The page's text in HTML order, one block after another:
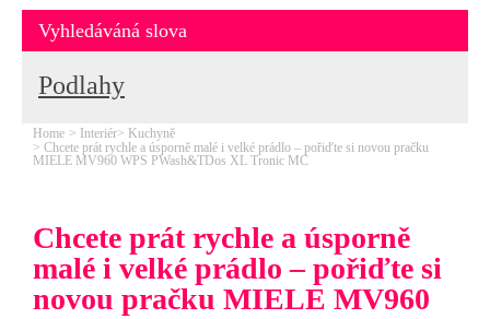
Vyhledáváná slova
Podlahy
Home Interiér
Kuchyně
Chcete prát rychle a úsporně malé i velké prádlo – pořiďte si novou pračku
MIELE MV960 WPS PWash&TDos XL Tronic MC
Chcete prát rychle a úsporně
malé i velké prádlo – pořiďte si
novou pračku MIELE MV960